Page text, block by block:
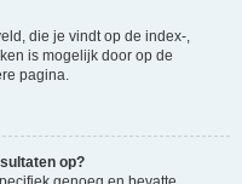
die je vindt op de index-,
is mogelijk door op de
pagina.
op?